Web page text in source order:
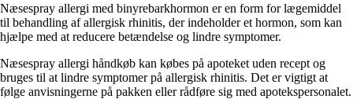
Næsespray allergi med binyrebarkhormon er en form for lægemiddel
til behandling af allergisk rhinitis, der indeholder et hormon, som kan
hjælpe med at reducere betændelse og lindre symptomer.
Næsespray allergi håndkøb kan købes på apoteket uden recept og
bruges til at lindre symptomer på allergisk rhinitis. Det er vigtigt at
følge anvisningerne på pakken eller rådføre sig med apotekspersonalet.